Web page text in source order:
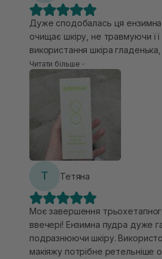
Дуже сподобалась ця
очищає шкіру, не травмуючи
використання шкіра
видимість чорних цяток,
запах. Цієї баночки вистачає
Читати більше
Т Тетяна
Моє завершення
ввечері! Ензимна пудра дуже
подразнюючи шкіру.
макіяжу потрібне